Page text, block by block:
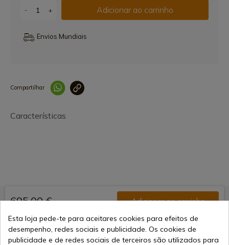
- + Adicionar ao carrinho
Envios Mundiais
Compartilhar
Características
695,00 € Adicionar ao carrinho
Vendendo online desde 1998
Esta loja pede-te para aceitares cookies para efeitos de
desempenho, redes sociais e publicidade. Os cookies de
publicidade e de redes sociais de terceiros são utilizados para